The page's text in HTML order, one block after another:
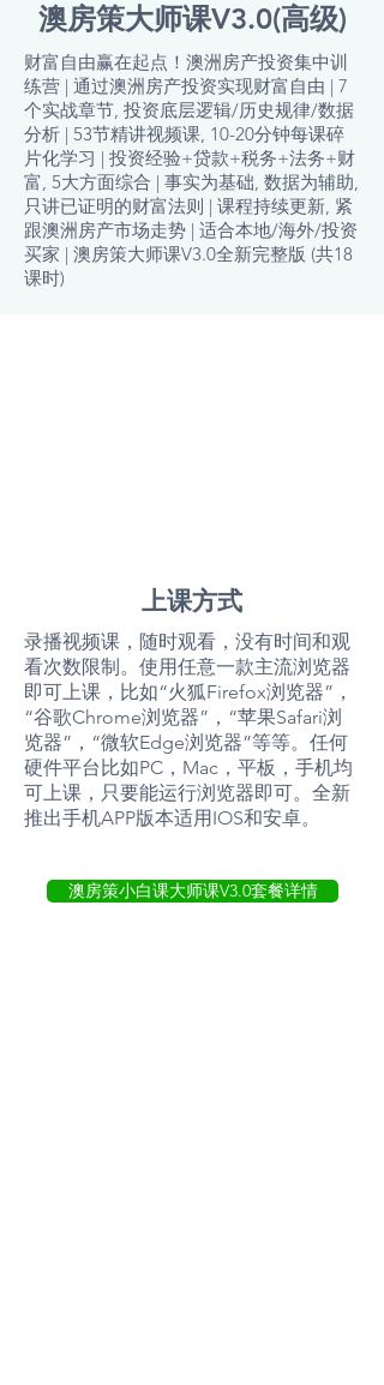
澳房策大师课V3.0(高级)
财富自由赢在起点！澳洲房产投资集中训
练营 | 通过澳洲房产投资实现财富自由 | 7
个实战章节, 投资底层逻辑/历史规律/数据
分析 | 53节精讲视频课, 10-20分钟每课碎
片化学习 | 投资经验+贷款+税务+法务+财
富, 5大方面综合 | 事实为基础, 数据为辅助,
只讲已证明的财富法则 | 课程持续更新, 紧
跟澳洲房产市场走势 | 适合本地/海外/投资
买家 | 澳房策大师课V3.0全新完整版 (共18
课时)
上课方式
录播视频课，随时观看，没有时间和观
看次数限制。使用任意一款主流浏览器
即可上课，比如“火狐Firefox浏览器”，
“谷歌Chrome浏览器”，“苹果Safari浏
览器”，“微软Edge浏览器”等等。任何
硬件平台比如PC，Mac，平板，手机均
可上课，只要能运行浏览器即可。全新
推出手机APP版本适用IOS和安卓。
澳房策小白课大师课V3.0套餐详情